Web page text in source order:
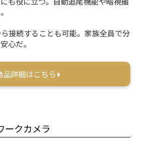
接続することも可能。家族全員で分
心だ。
品詳細はこちら
ークカメラ